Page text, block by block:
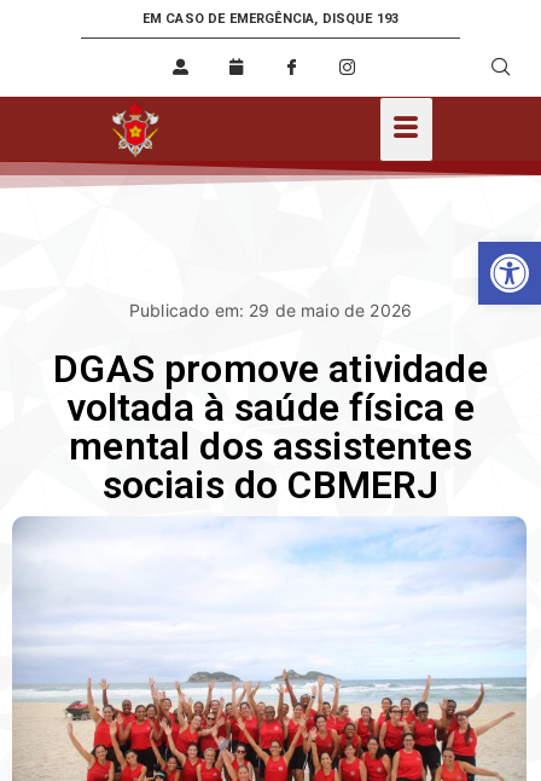
EM CASO DE EMERGÊNCIA, DISQUE 193
Publicado em: 29 de maio de 2026
DGAS promove atividade
voltada à saúde física e
mental dos assistentes
sociais do CBMERJ